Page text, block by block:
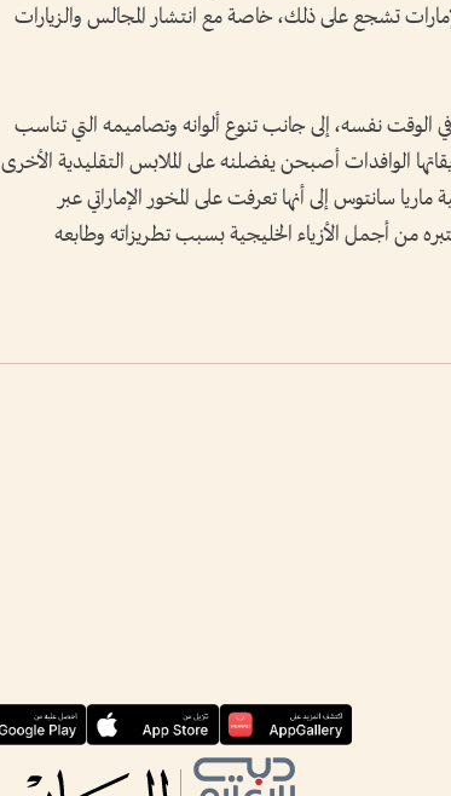
تشجع على ذلك، خاصة مع انتشار المجالس والزيارات
في الوقت نفسه، إلى جانب تنوع ألوانه وتصاميمه التي تناسب
الوافدات أصبحن يفضلنه على الملابس التقليدية الأخرى
ماريا سانتوس إلى أنها تعرفت على المخور الإماراتي عبر
من أجمل الأزياء الخليجية بسبب تطريزاته وطابعه